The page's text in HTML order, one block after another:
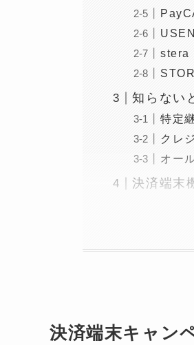
stera
知らない
特定
クレ
オー
決済端末
決済端末キャン